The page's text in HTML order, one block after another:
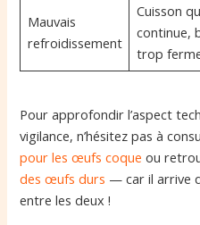
Mauvais
refroidissement
Cuisson
continue,
trop
Pour approfondir l’aspect
vigilance, n’hésitez pas à
pour les œufs coque ou
des œufs durs — car il arrive
entre les deux !